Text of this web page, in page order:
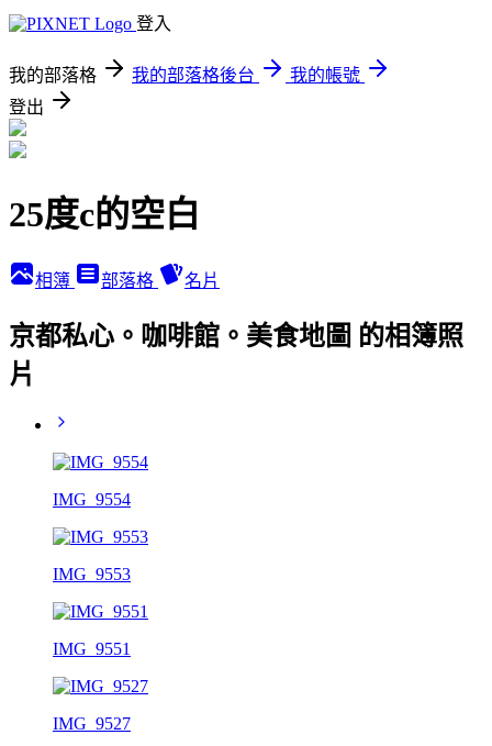
登入
我的部落格 我的部落格後台
我的帳號
登出
25度c的空白
相簿 部落格 名片
京都私心。咖啡館。美食地圖 的相簿照
片
IMG_9554
IMG_9553
IMG_9551
IMG_9527